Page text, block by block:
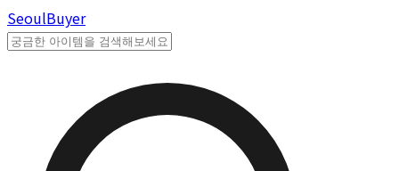
SeoulBuyer